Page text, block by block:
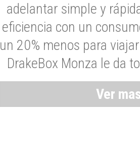
adelantar simple y
eficiencia con un
un 20% menos para
DrakeBox Monza le da
Ver